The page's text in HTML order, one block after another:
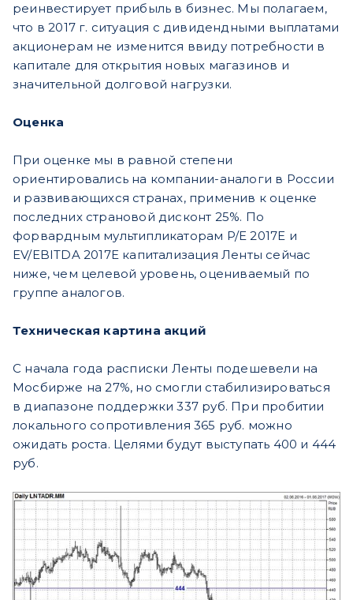
реинвестирует прибыль в бизнес. Мы полагаем,
что в 2017 г. ситуация с дивидендными выплатами
акционерам не изменится ввиду потребности в
капитале для открытия новых магазинов и
значительной долговой нагрузки.
Оценка
При оценке мы в равной степени
ориентировались на компании-аналоги в России
и развивающихся странах, применив к оценке
последних страновой дисконт 25%. По
форвардным мультипликаторам P/E 2017Е и
EV/EBITDA 2017Е капитализация Ленты сейчас
ниже, чем целевой уровень, оцениваемый по
группе аналогов.
Техническая картина акций
С начала года расписки Ленты подешевели на
Мосбирже на 27%, но смогли стабилизироваться
в диапазоне поддержки 337 руб. При пробитии
локального сопротивления 365 руб. можно
ожидать роста. Целями будут выступать 400 и 444
руб.